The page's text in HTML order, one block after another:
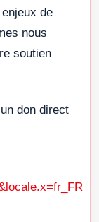
de
nous
soutien
don direct